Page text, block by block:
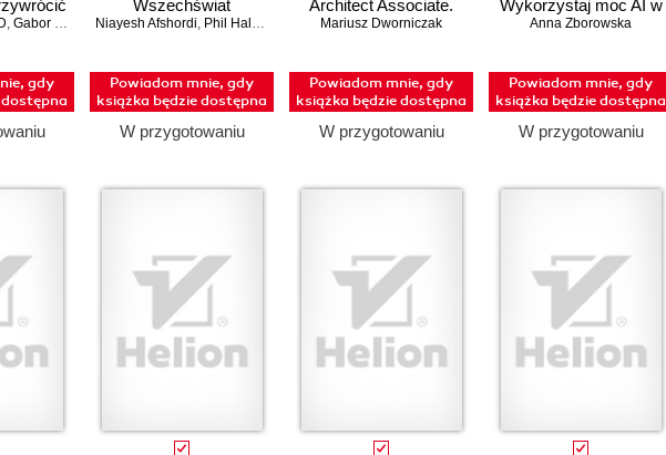
, Gabor Maté MD
gdy
Wszechświat
Niayesh Afshordi, Phil Halper
Powiadom mnie, gdy
książka będzie dostępna
W przygotowaniu
Architect Associate.
Praktyczny podręcznik
przygotowanie do
egzaminu SAA-C03
Mariusz Dworniczak
Powiadom mnie, gdy
książka będzie dostępna
W przygotowaniu
Wykorzystaj moc AI w
codziennych
Anna Zborowska
Powiadom mnie, gdy
książka będzie dostępna
W przygotowaniu